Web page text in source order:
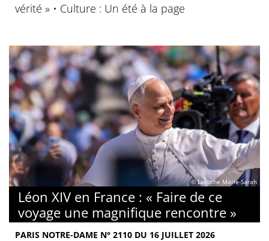
vérité » • Culture : Un été à la page
© Laroche Marie-Sarah
Léon XIV en France : « Faire de ce
voyage une magnifique rencontre »
PARIS NOTRE-DAME N° 2110 DU 16 JUILLET 2026